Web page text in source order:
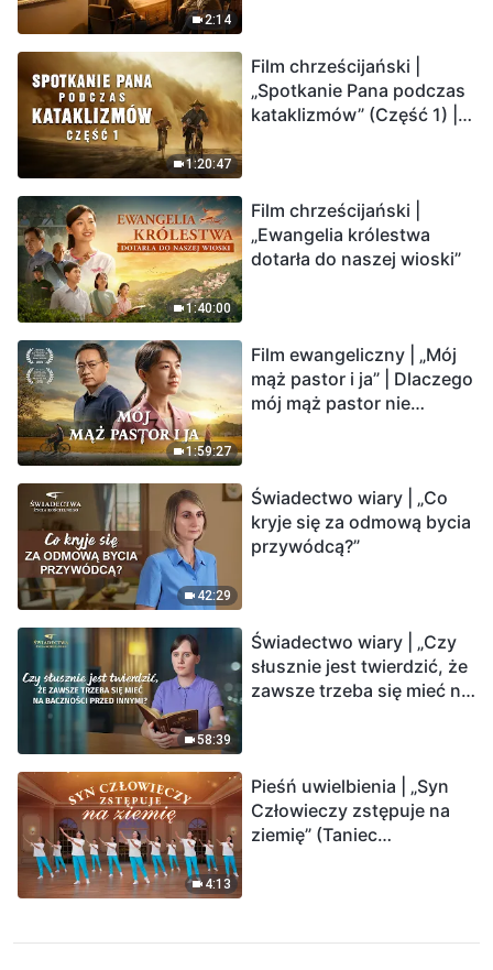
2:14
1:20:47
Film chrześcijański |
„Spotkanie Pana podczas
kataklizmów” (Część 1) |
1:40:00
Film chrześcijański |
„Ewangelia królestwa
dotarła do naszej wioski”
1:59:27
Film ewangeliczny | „Mój
mąż pastor i ja” | Dlaczego
mój mąż pastor nie
42:29
Świadectwo wiary | „Co
kryje się za odmową bycia
przywódcą?”
58:39
Świadectwo wiary | „Czy
słusznie jest twierdzić, że
zawsze trzeba się mieć na
4:13
Pieśń uwielbienia | „Syn
Człowieczy zstępuje na
ziemię” (Taniec